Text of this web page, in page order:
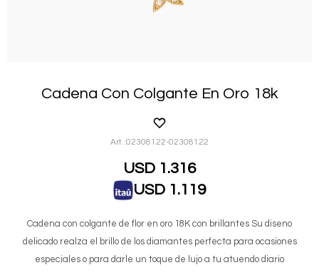
Cadena Con Colgante En Oro 18k
02308122-02308122
USD 1.316
USD 1.119
Cadena con colgante de flor en oro 18K con brillantes Su diseno
delicado realza el brillo de los diamantes perfecta para ocasiones
especiales o para darle un toque de lujo a tu atuendo diario